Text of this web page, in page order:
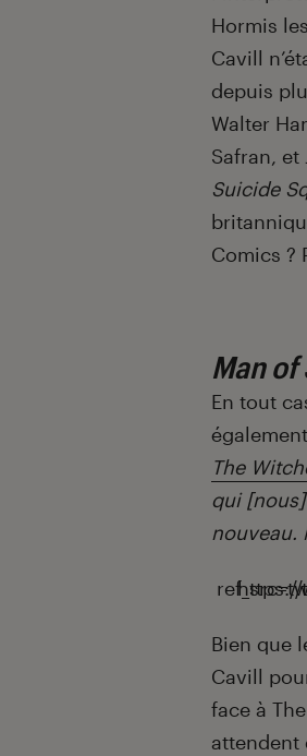
Hormis
Cavill
depuis
Walter
Safran, et
Suicide
Comics ?
Man of
En tout
The
qui
nouveau.
Bien que
Cavill
face à
attendent